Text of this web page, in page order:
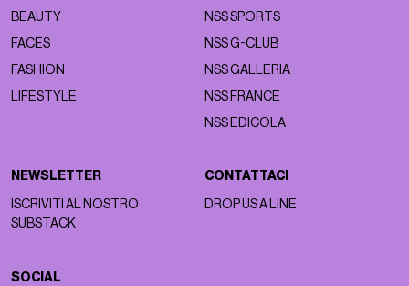
BEAUTY
FACES
FASHION
LIFESTYLE
NSS SPORTS
NSS G-CLUB
NSS GALLERIA
NSS FRANCE
NSS EDICOLA
NEWSLETTER
ISCRIVITI AL NOSTRO
SUBSTACK
CONTATTACI
DROP US A LINE
SOCIAL